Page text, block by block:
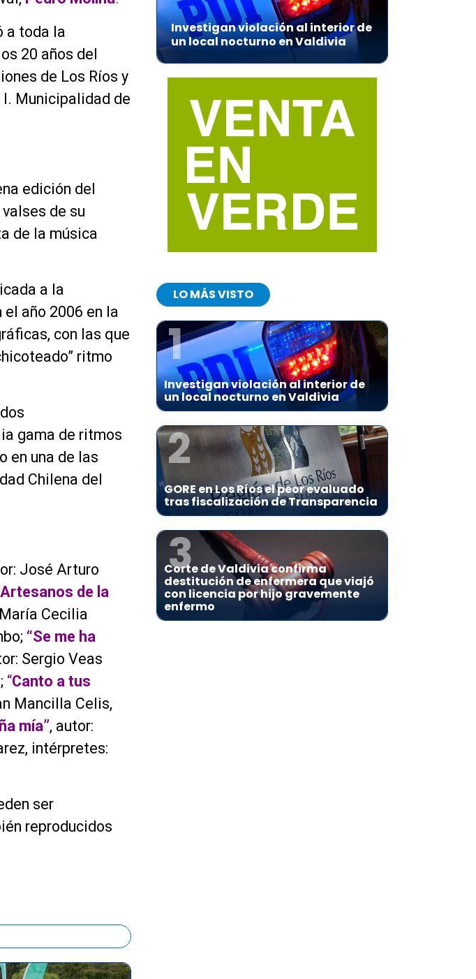
a toda la
20 años del
de Los Ríos y
Municipalidad de
edición del
de su
de la música
a la
año 2006 en la
con las que
ritmo
gama de ritmos
en una de las
Chilena del
José Arturo
de la
Cecilia
“Se me ha
Sergio Veas
“Canto a tus
Mancilla Celis,
mía”, autor:
intérpretes:
ser
reproducidos
Investigan violación al interior de
un local nocturno en Valdivia
LO MÁS VISTO
1
Investigan violación al interior de
un local nocturno en Valdivia
2
GORE en Los Ríos el peor evaluado
tras fiscalización de Transparencia
3
Corte de Valdivia confirma
destitución de enfermera que viajó
con licencia por hijo gravemente
enfermo